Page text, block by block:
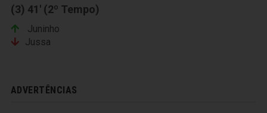
(3) 41' (2º Tempo)
Juninho
Jussa
ADVERTÊNCIAS